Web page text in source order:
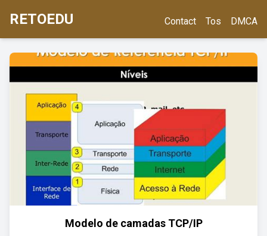
RETOEDU Contact Tos DMCA
Modelo de camadas TCP/IP